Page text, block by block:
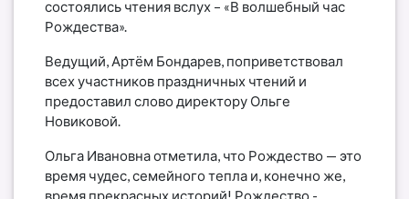
состоялись чтения вслух – «В волшебный час
Рождества».
Ведущий, Артём Бондарев, поприветствовал
всех участников праздничных чтений и
предоставил слово директору Ольге
Новиковой.
Ольга Ивановна отметила, что Рождество — это
время чудес, семейного тепла и, конечно же,
время прекрасных историй! Рождество -